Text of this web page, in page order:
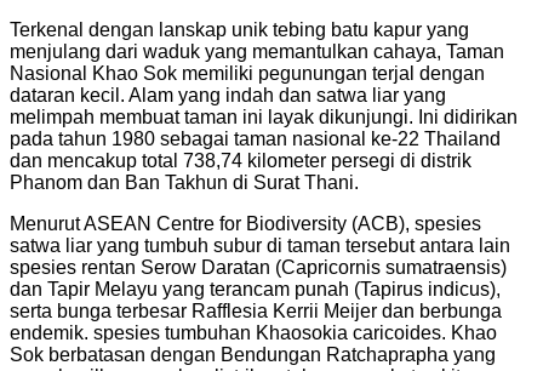
Terkenal dengan lanskap unik tebing batu kapur yang
menjulang dari waduk yang memantulkan cahaya, Taman
Nasional Khao Sok memiliki pegunungan terjal dengan
dataran kecil. Alam yang indah dan satwa liar yang
melimpah membuat taman ini layak dikunjungi. Ini didirikan
pada tahun 1980 sebagai taman nasional ke-22 Thailand
dan mencakup total 738,74 kilometer persegi di distrik
Phanom dan Ban Takhun di Surat Thani.
Menurut ASEAN Centre for Biodiversity (ACB), spesies
satwa liar yang tumbuh subur di taman tersebut antara lain
spesies rentan Serow Daratan (Capricornis sumatraensis)
dan Tapir Melayu yang terancam punah (Tapirus indicus),
serta bunga terbesar Rafflesia Kerrii Meijer dan berbunga
endemik. spesies tumbuhan Khaosokia caricoides. Khao
Sok berbatasan dengan Bendungan Ratchaprapha yang